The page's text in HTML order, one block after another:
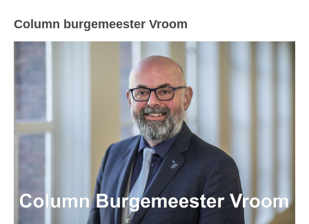
Column burgemeester Vroom